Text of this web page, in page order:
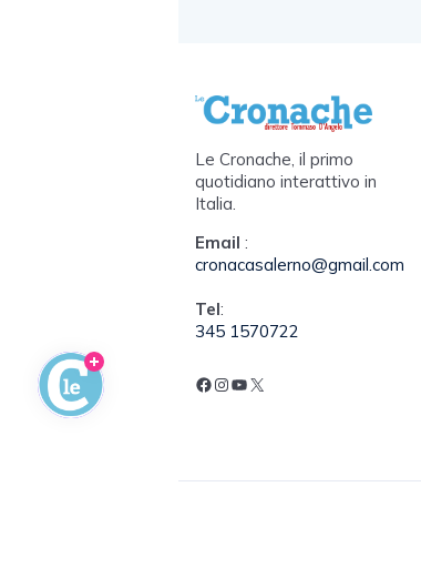
Le Cronache, il primo
quotidiano interattivo in
Italia.
Email :
cronacasalerno@gmail.com
Tel:
345 1570722